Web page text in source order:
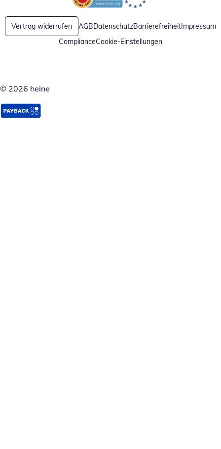
Öffnet in neuem FensterÖffnet in neuem Fenster
Vertrag widerrufen AGBDatenschutzBarrierefreiheitImpressum
ComplianceCookie-Einstellungen
© 2026 heine